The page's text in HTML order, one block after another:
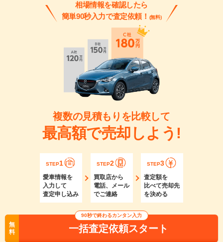
相場情報を確認したら
簡単90秒入力で査定依頼！ (無料)
複数の見積もりを比較して
最高額で売却しよう!
STEP1
愛車情報を
入力して
査定申し込み
STEP2
買取店から
電話、メール
でご連絡
STEP3
査定額を
比べて売却先
を決める
無
料
90秒で終わるカンタン入力
一括査定依頼スタート